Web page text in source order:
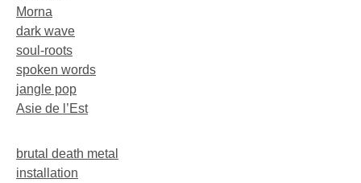
Morna
dark wave
soul-roots
spoken words
jangle pop
Asie de l’Est
brutal death metal
installation